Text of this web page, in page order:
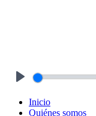
Inicio
Quiénes somos